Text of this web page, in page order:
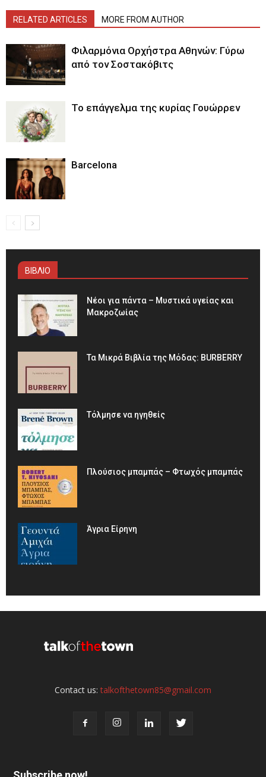
RELATED ARTICLES MORE FROM AUTHOR
Φιλαρμόνια Ορχήστρα Αθηνών: Γύρω
από τον Σοστακόβιτς
Το επάγγελμα της κυρίας Γουώρρεν
Barcelona
ΒΙΒΛΙΟ
Νέοι για πάντα – Μυστικά υγείας και
Μακροζωίας
Τα Μικρά Βιβλία της Μόδας: BURBERRY
Τόλμησε να ηγηθείς
Πλούσιος μπαμπάς – Φτωχός μπαμπάς
Άγρια Είρηνη
Contact us:talkofthetown85@gmail.com